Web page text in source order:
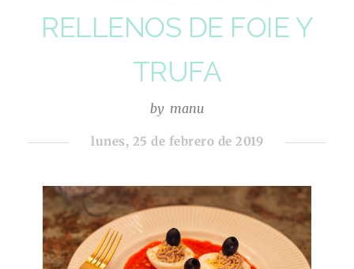
RELLENOS DE FOIE Y
TRUFA
by manu
lunes, 25 de febrero de 2019